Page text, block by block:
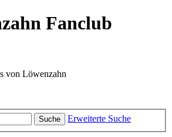
Fanclub
von Löwenzahn
Suche Erweiterte Suche